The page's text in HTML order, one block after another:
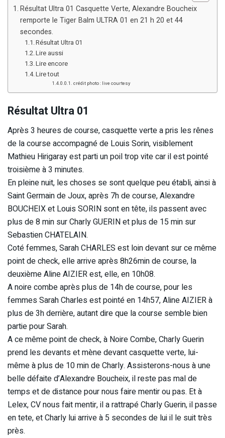
Résultat Ultra 01 Casquette Verte, Alexandre Boucheix
remporte le Tiger Balm ULTRA 01 en 21 h 20 et 44
secondes.
Résultat Ultra 01
Lire aussi
Lire encore
Lire tout
crédit photo : live courtesy
Résultat Ultra 01
Après 3 heures de course, casquette verte a pris les rênes
de la course accompagné de Louis Sorin, visiblement
Mathieu Hirigaray est parti un poil trop vite car il est pointé
troisième à 3 minutes.
En pleine nuit, les choses se sont quelque peu établi, ainsi à
Saint Germain de Joux, après 7h de course, Alexandre
BOUCHEIX et Louis SORIN sont en tête, ils passent avec
plus de 8 min sur Charly GUERIN et plus de 15 min sur
Sebastien CHATELAIN.
Coté femmes, Sarah CHARLES est loin devant sur ce même
point de check, elle arrive après 8h26min de course, la
deuxième Aline AIZIER est, elle, en 10h08.
A noire combe après plus de 14h de course, pour les
femmes Sarah Charles est pointé en 14h57, Aline AIZIER à
plus de 3h derrière, autant dire que la course semble bien
partie pour Sarah.
A ce même point de check, à Noire Combe, Charly Guerin
prend les devants et mène devant casquette verte, lui-
même à plus de 10 min de Charly. Assisterons-nous à une
belle défaite d’Alexandre Boucheix, il reste pas mal de
temps et de distance pour nous faire mentir ou pas. Et à
Lelex, CV nous fait mentir, il a rattrapé Charly Guerin, il passe
en tete, et Charly lui arrive à 5 secondes de lui il le suit très
près.